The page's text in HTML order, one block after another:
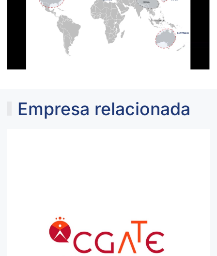
OBRIR
Empresa relacionada